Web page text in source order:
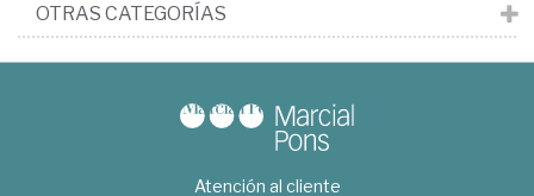
OTRAS CATEGORÍAS
Atención al cliente